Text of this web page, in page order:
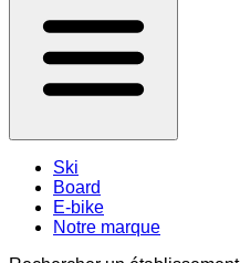
Ski
Board
E-bike
Notre marque